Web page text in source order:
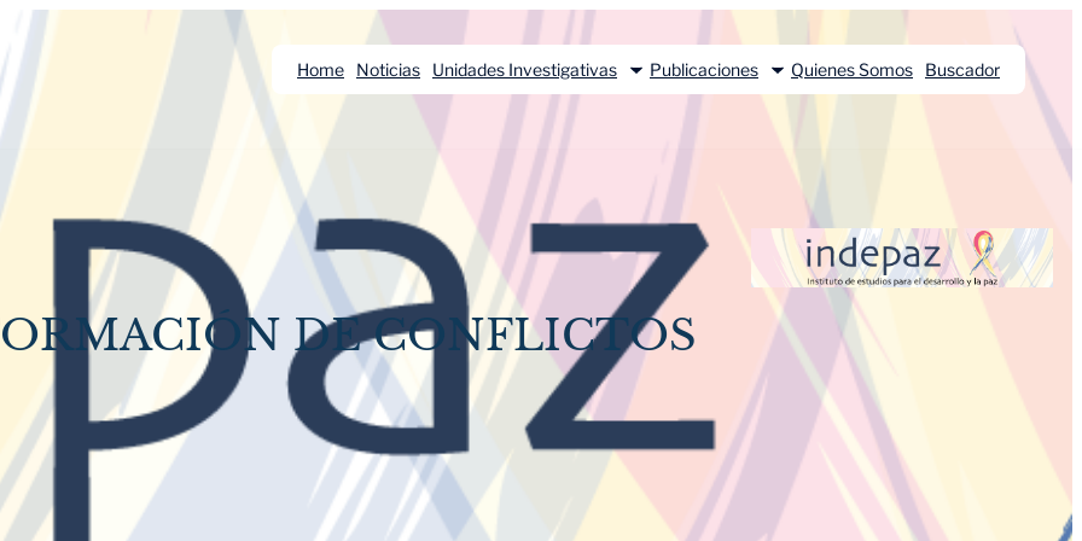
Home Noticias Unidades Investigativas Publicaciones Quienes Somos Buscador
DE CONFLICTOS